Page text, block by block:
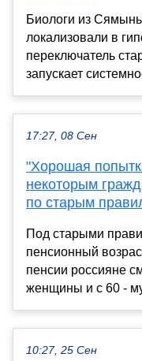
Биологи из
локализовали в
переключатель
запускает
17:27, 08 Сен
"Хорошая
некоторым
по старым
Под старыми
пенсионный
пенсии россияне
женщины и с 60 -
10:27, 25 Сен